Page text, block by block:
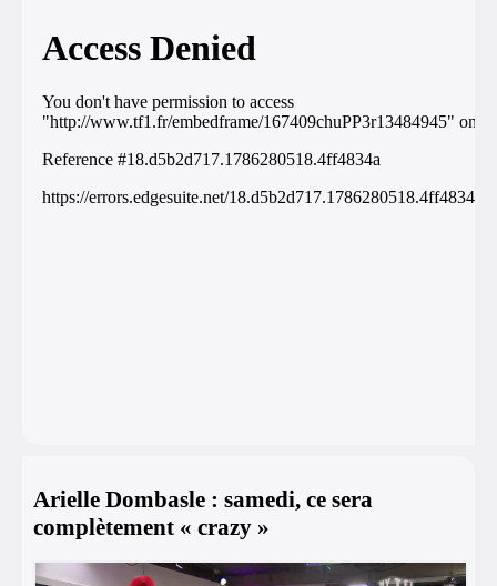
Arielle Dombasle : samedi, ce sera
complètement « crazy »